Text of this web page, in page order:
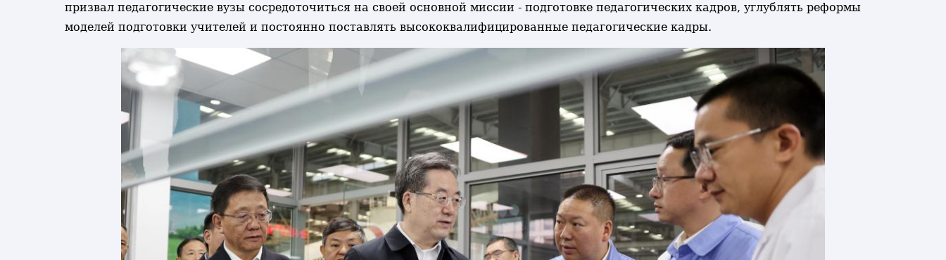
призвал педагогические вузы сосредоточиться на своей основной миссии - подготовке педагогических кадров, углублять реформы
моделей подготовки учителей и постоянно поставлять высококвалифицированные педагогические кадры.